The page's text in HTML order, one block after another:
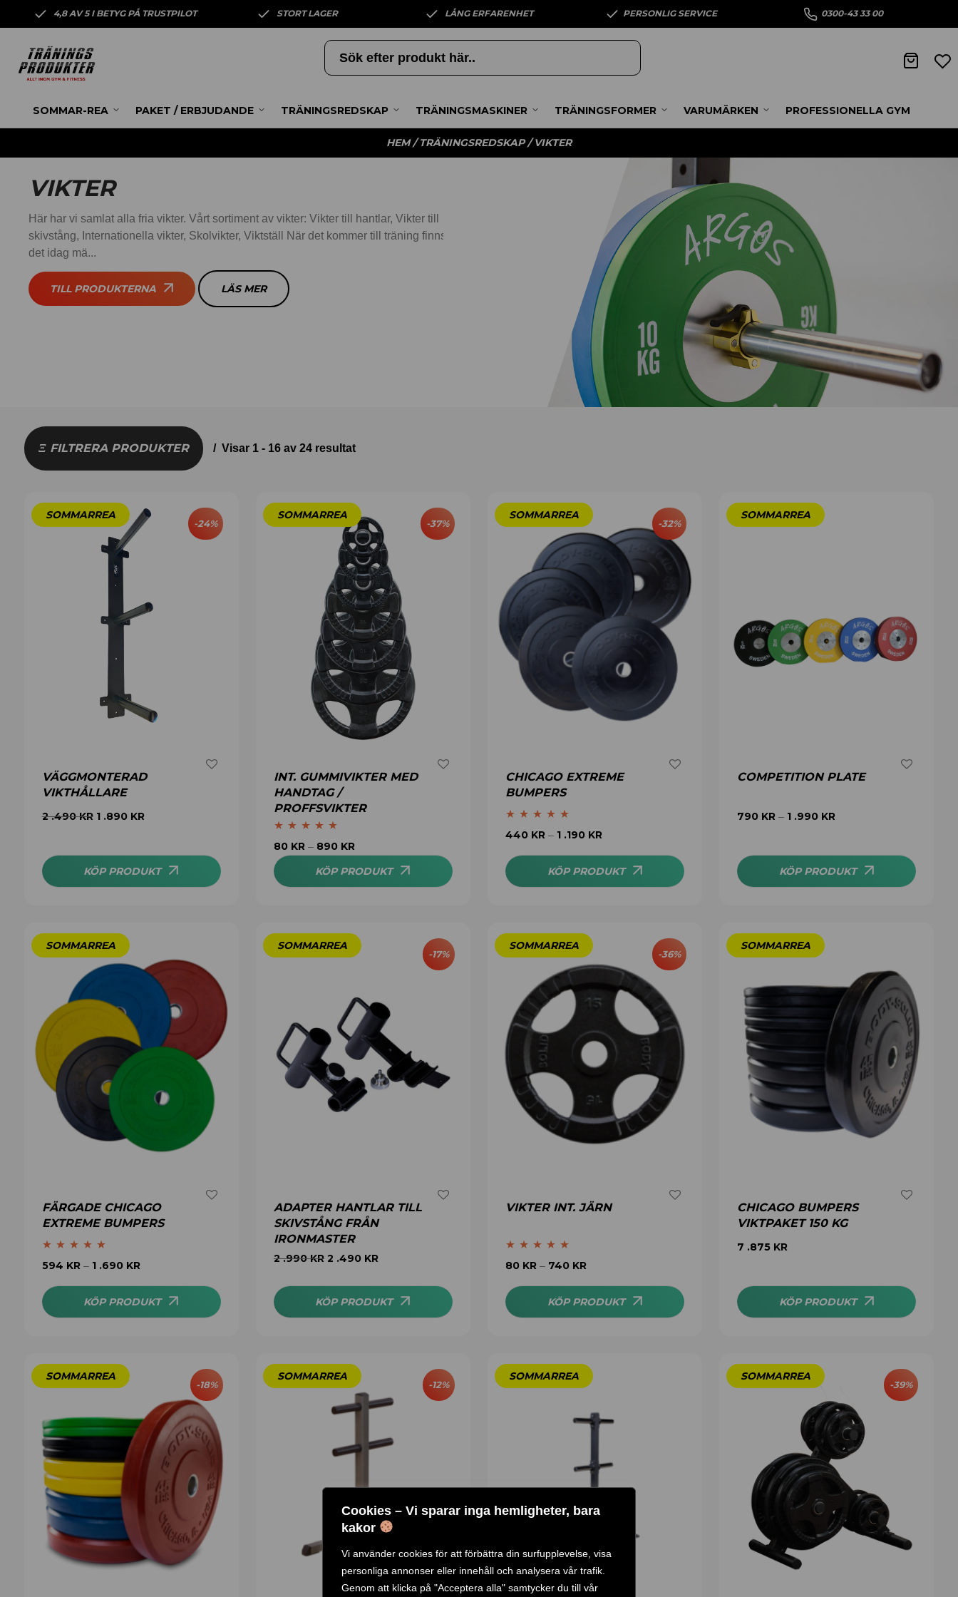
Cookies – Vi sparar inga hemligheter, bara
kakor
Vi använder cookies för att förbättra din surfupplevelse, visa
personliga annonser eller innehåll och analysera vår trafik.
Genom att klicka på "Acceptera alla" samtycker du till vår
4,8 AV 5 I BETYG PÅ TRUSTPILOT STORT LAGER LÅNG ERFARENHET PERSONLIG SERVICE 0300-43 33 00
SOMMAR-REA PAKET / ERBJUDANDE TRÄNINGSREDSKAP TRÄNINGSMASKINER TRÄNINGSFORMER VARUMÄRKEN PROFESSIONELLA GYM
HEM/TRÄNINGSREDSKAP/ VIKTER
VIKTER
Här har vi samlat alla fria vikter. Vårt sortiment av vikter: Vikter till hantlar, Vikter till
skivstång, Internationella vikter, Skolvikter, Viktställ När det kommer till träning finns
det idag mä...
TILL PRODUKTERNA LÄS MER
FILTRERA PRODUKTER Visar 1 - 16 av 24 resultat
-24%
VÄGGMONTERAD
VIKTHÅLLARE
2 .490KR 1 .890 KR
KÖP PRODUKT
-37%
INT. GUMMIVIKTER MED
HANDTAG /
PROFFSVIKTER
Betygsatt
4.76
av 5
80 KR– 890 KR
KÖP PRODUKT
-32%
CHICAGO EXTREME
BUMPERS
Betygsatt
4.78
440 KR– 1 .190 KR
KÖP PRODUKT
COMPETITION PLATE
790 KR – 1 .990 KR
KÖP PRODUKT
FÄRGADE CHICAGO
EXTREME BUMPERS
Betygsatt
5.00
594 KR– 1 .690 KR
KÖP PRODUKT
-17%
ADAPTER HANTLAR TILL
SKIVSTÅNG FRÅN
IRONMASTER
2 .990KR 2 .490 KR
KÖP PRODUKT
-36%
VIKTER INT. JÄRN
Betygsatt
4.86
80 KR– 740 KR
KÖP PRODUKT
CHICAGO BUMPERS
VIKTPAKET 150 KG
7 .875 KR
KÖP PRODUKT
-18% -12% -39%